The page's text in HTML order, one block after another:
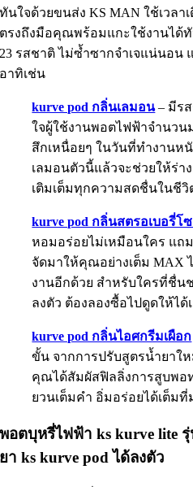
ทันใจด้วยขนส่ง KS MAN ใช้เวล
ตรงถึงมือคุณพร้อมแกะใช้งานได้
23 รสชาติ ไม่ซ้ำซากจำเจแน่นอน
อาทิเช่น
kurve pod กลิ่นเลมอน– มีรส
ใจผู้ใช้งานพอตไฟฟ้าจำนว
สึกเหนื่อยๆ ในวันที่ทำงานห
เลมอนตัวนี้แล้วจะช่วยให้ร่า
เติมเต็มทุกความสดชื่นในชี
kurve pod กลิ่นสตรอเบอรี่โ
หอมอร่อยไม่เหมือนใคร แถ
จัดมาให้คุณอย่างเต็ม MAX
งานอีกด้วย สำหรับใครที่ชื่
ลงตัว ต้องลองซื้อไปดูดให้ได้
kurve pod กลิ่นไอศกรีมเผือก
ขั้น จากการปรับสูตรน้ำยาใ
คุณได้สัมผัสฟิลลิ่งการสูบพอ
ยวนเต็มคำ อิ่มอร่อยได้เต็ม
พอตบุหรี่ไฟฟ้า ks kurve lite
ยา ks kurve pod ได้ลงตัว